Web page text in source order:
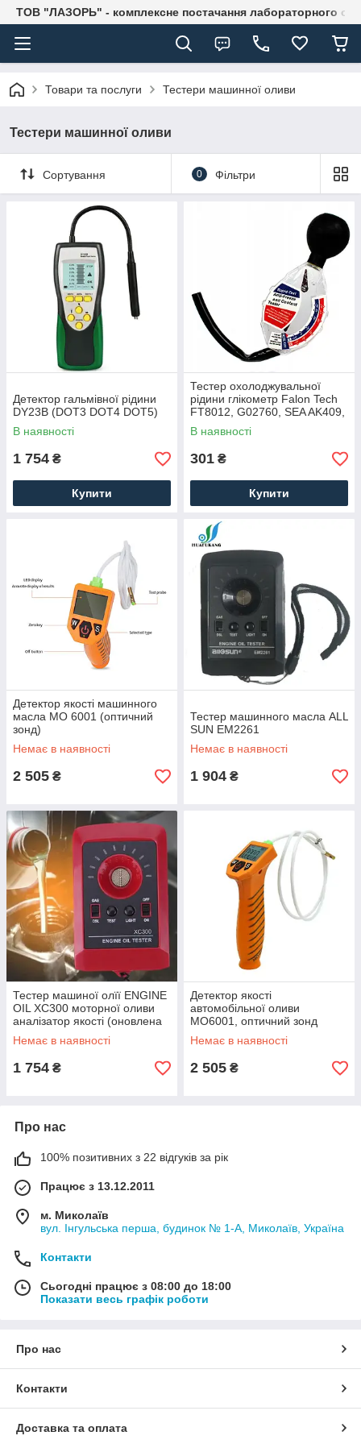
ТОВ "ЛАЗОРЬ" - комплексне постачання лабораторного
Товари та послуги Тестери машинної оливи
Тестери машинної оливи
Сортування 0 Фільтри
Детектор гальмівної рідини
DY23B (DOT3 DOT4 DOT5)
В наявності
1 754 ₴
Купити
Тестер охолоджувальної
рідини глікометр Falon Tech
FT8012, G02760, SEA AK409,
Польща
В наявності
301 ₴
Купити
Детектор якості машинного
масла MO 6001 (оптичний
зонд)
Немає в наявності
2 505 ₴
Тестер машинного масла ALL
SUN EM2261
Немає в наявності
1 904 ₴
Тестер машиної олїї ENGINE
OIL XC300 моторної оливи
аналізатор якості (оновлена
версія)
Немає в наявності
1 754 ₴
Детектор якості
автомобільної оливи
MO6001, оптичний зонд
(упаковка зіп-пакет)
Немає в наявності
2 505 ₴
Про нас
100% позитивних з 22 відгуків за рік
Працює з 13.12.2011
м. Миколаїв
вул. Інгульська перша, будинок № 1-А, Миколаїв, Україна
Контакти
Сьогодні працює з 08:00 до 18:00
Показати весь графік роботи
Про нас
Контакти
Доставка та оплата